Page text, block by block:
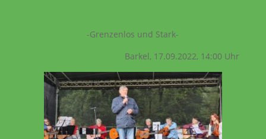
-Grenzenlos und Stark-
Barkel, 17.09.2022, 14:00 Uhr